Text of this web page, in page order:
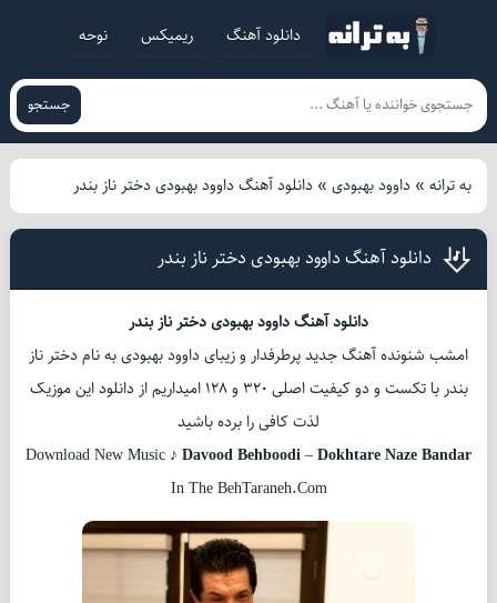
دانلود آهنگ ریمیکس نوحه
جستجو
به ترانه» داوود بهبودی» دانلود آهنگ داوود بهبودی دختر ناز بندر
دانلود آهنگ داوود بهبودی دختر ناز بندر
دانلود آهنگ داوود بهبودی دختر ناز بندر
امشب شنونده آهنگ جدید پرطرفدار و زیبای داوود بهبودی به نام دختر ناز
بندر با تکست و دو کیفیت اصلی 320 و 128 امیداریم از دانلود این موزیک
لذت کافی را برده باشید
Download New Music ♪ Davood Behboodi–Dokhtare Naze Bandar
In The BehTaraneh.Com